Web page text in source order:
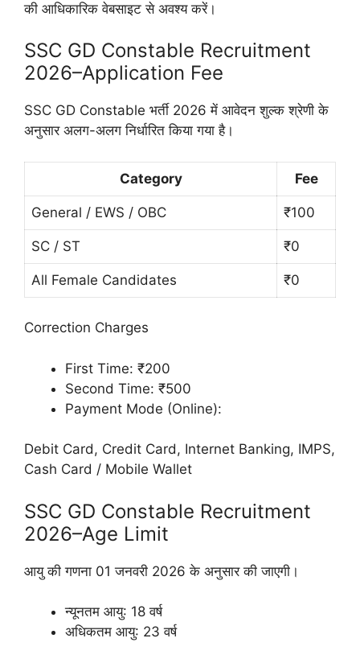
की आधिकारिक वेबसाइट से अवश्य करें।
SSC GD Constable Recruitment
2026–Application Fee
SSC GD Constable भर्ती 2026 में आवेदन शुल्क श्रेणी के
अनुसार अलग-अलग निर्धारित किया गया है।
Category Fee
General / EWS / OBC ₹100
SC / ST ₹0
All Female Candidates ₹0
Correction Charges
First Time: ₹200
Second Time: ₹500
Payment Mode (Online):
Debit Card, Credit Card, Internet Banking, IMPS,
Cash Card / Mobile Wallet
SSC GD Constable Recruitment
2026–Age Limit
आयु की गणना 01 जनवरी 2026 के अनुसार की जाएगी।
न्यूनतम आयु: 18 वर्ष
अधिकतम आयु: 23 वर्ष